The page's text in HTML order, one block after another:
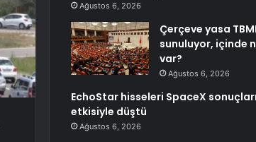
Ağustos 6, 2026
Çerçeve yasa
sunuluyor, içinde
var?
Ağustos 6, 2026
EchoStar hisseleri SpaceX
etkisiyle düştü
Ağustos 6, 2026